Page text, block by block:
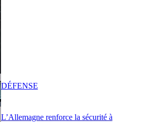
L’Allemagne renforce la sécurité à
DÉFENSE